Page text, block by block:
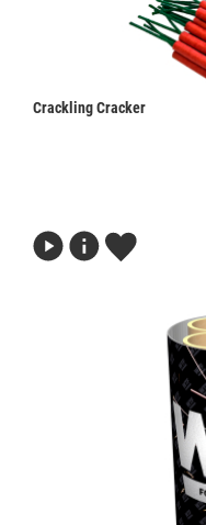
Crackling Cracker